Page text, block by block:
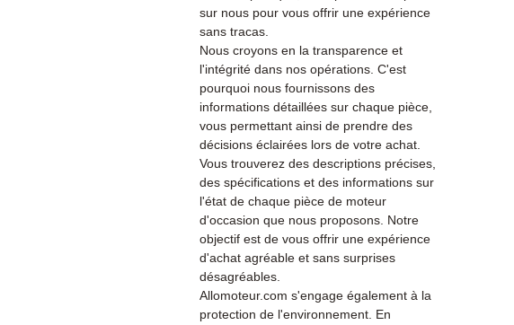
sur nous pour vous offrir une expérience
sans tracas.
Nous croyons en la transparence et
l'intégrité dans nos opérations. C'est
pourquoi nous fournissons des
informations détaillées sur chaque pièce,
vous permettant ainsi de prendre des
décisions éclairées lors de votre achat.
Vous trouverez des descriptions précises,
des spécifications et des informations sur
l'état de chaque pièce de moteur
d'occasion que nous proposons. Notre
objectif est de vous offrir une expérience
d'achat agréable et sans surprises
désagréables.
Allomoteur.com s'engage également à la
protection de l'environnement. En